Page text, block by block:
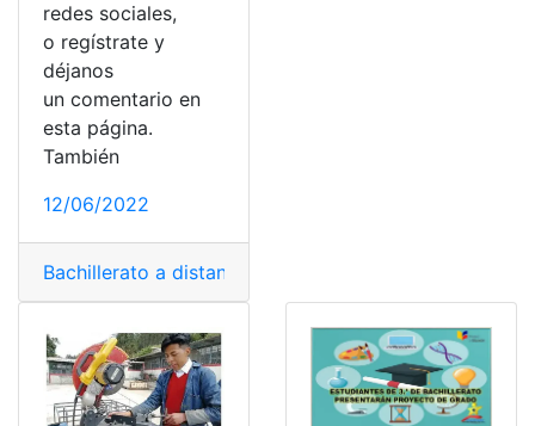
redes sociales,
o regístrate y
déjanos
un comentario en
esta página.
También
12/06/2022
Bachillerato a distancia